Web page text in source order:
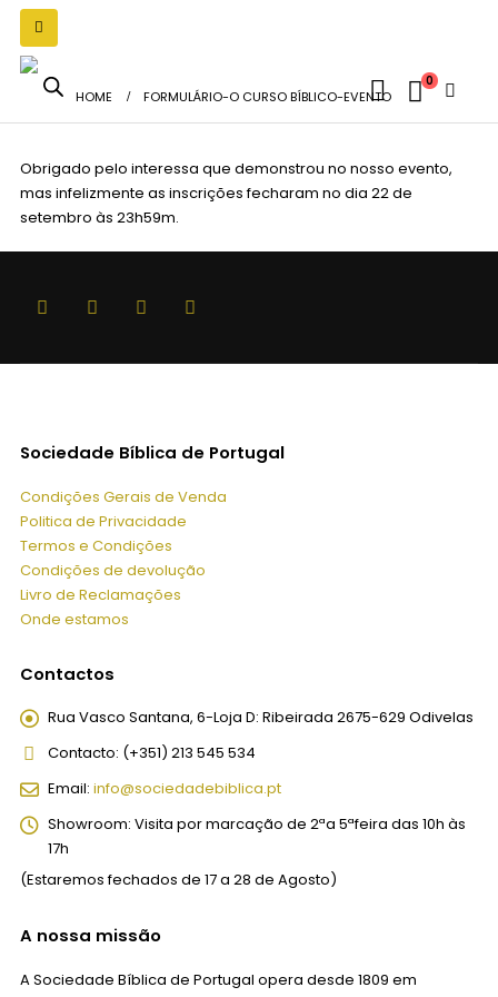
0
HOME FORMULÁRIO-O CURSO BÍBLICO-EVENTO
Obrigado pelo interessa que demonstrou no nosso evento,
mas infelizmente as inscrições fecharam no dia 22 de
setembro às 23h59m.
Sociedade Bíblica de Portugal
Condições Gerais de Venda
Politica de Privacidade
Termos e Condições
Condições de devolução
Livro de Reclamações
Onde estamos
Contactos
Rua Vasco Santana, 6-Loja D: Ribeirada 2675-629 Odivelas
Contacto: (+351) 213 545 534
Email: info@sociedadebiblica.pt
Showroom: Visita por marcação de 2ªa 5ªfeira das 10h às
17h
(Estaremos fechados de 17 a 28 de Agosto)
A nossa missão
A Sociedade Bíblica de Portugal opera desde 1809 em